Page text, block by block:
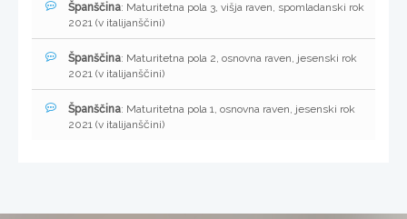
Španščina: Maturitetna pola 3, višja raven, spomladanski rok
2021 (v italijanščini)
Španščina: Maturitetna pola 2, osnovna raven, jesenski rok
2021 (v italijanščini)
Španščina: Maturitetna pola 1, osnovna raven, jesenski rok
2021 (v italijanščini)